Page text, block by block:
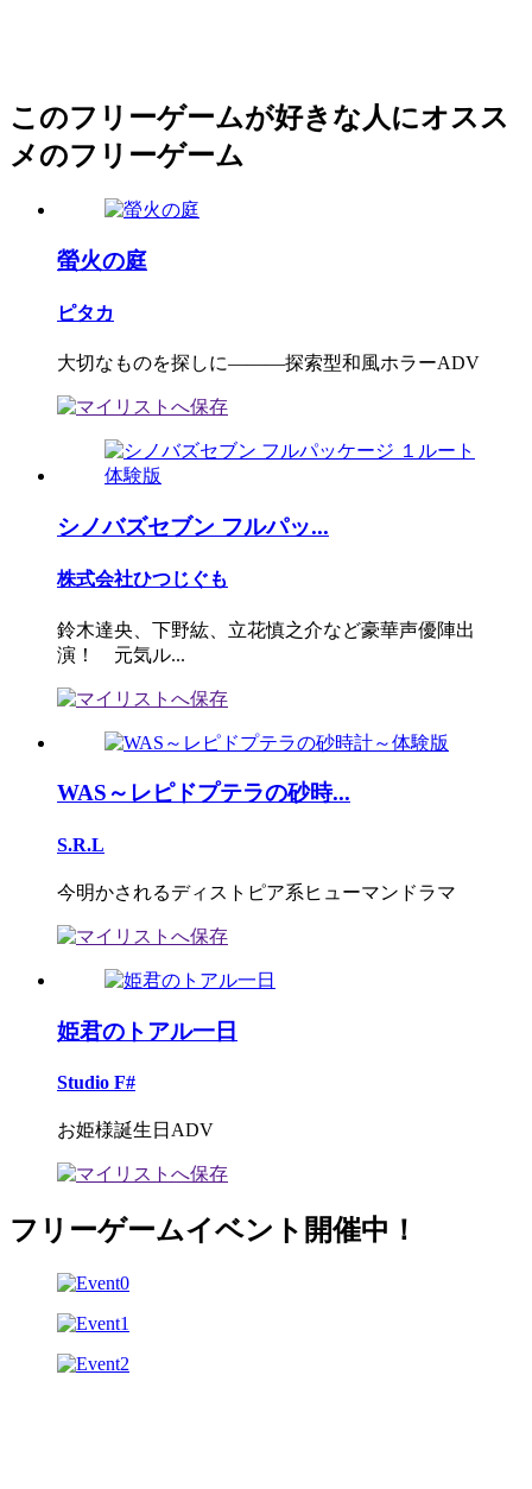
このフリーゲームが好きな人にオスス
メのフリーゲーム
螢火の庭
ピタカ
大切なものを探しに―――探索型和風ホラーADV
シノバズセブン フルパッ...
株式会社ひつじぐも
鈴木達央、下野紘、立花慎之介など豪華声優陣出
演！ 元気ル...
WAS～レピドプテラの砂時...
S.R.L
今明かされるディストピア系ヒューマンドラマ
姫君のトアル一日
Studio F#
お姫様誕生日ADV
フリーゲームイベント開催中！